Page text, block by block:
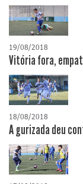
19/08/2018
Vitória fora,
18/08/2018
A gurizada deu